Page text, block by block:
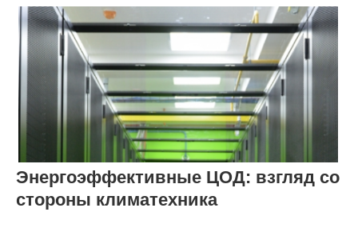
Энергоэффективные ЦОД: взгляд со
стороны климатехника